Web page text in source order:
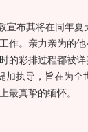
布其将在同年夏
作。亲力亲为的
的彩排过程都被
加执导，旨在为
最真挚的缅怀。